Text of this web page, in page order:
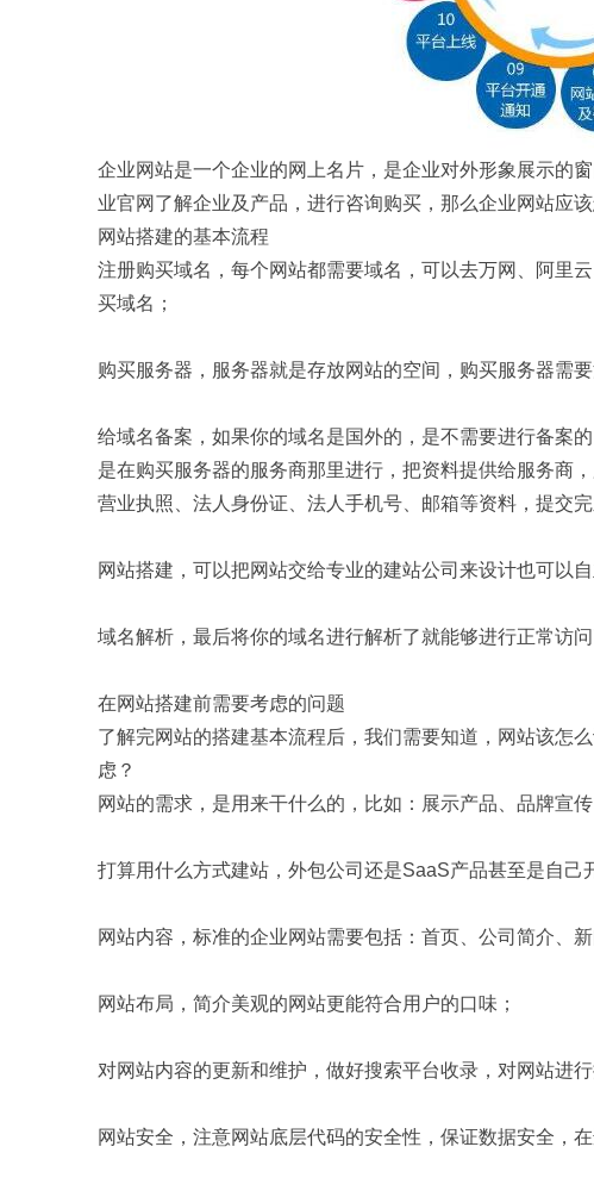
企业网站是一个企业的网上名片，是企业对外形象展示的
业官网了解企业及产品，进行咨询购买，那么企业网站应
网站搭建的基本流程
注册购买域名，每个网站都需要域名，可以去万网、阿里
买域名；
购买服务器，服务器就是存放网站的空间，购买服务器需
给域名备案，如果你的域名是国外的，是不需要进行备案
是在购买服务器的服务商那里进行，把资料提供给服务商
营业执照、法人身份证、法人手机号、邮箱等资料，提交
网站搭建，可以把网站交给专业的建站公司来设计也可以自
域名解析，最后将你的域名进行解析了就能够进行正常访问
在网站搭建前需要考虑的问题
了解完网站的搭建基本流程后，我们需要知道，网站该怎
虑？
网站的需求，是用来干什么的，比如：展示产品、品牌宣传
打算用什么方式建站，外包公司还是SaaS产品甚至是自己
网站内容，标准的企业网站需要包括：首页、公司简介、
网站布局，简介美观的网站更能符合用户的口味；
对网站内容的更新和维护，做好搜索平台收录，对网站进
网站安全，注意网站底层代码的安全性，保证数据安全，